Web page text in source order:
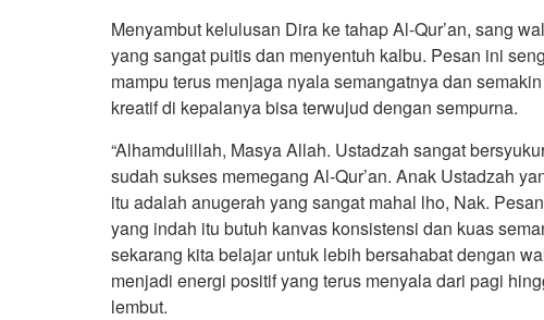
Menyambut kelulusan Dira ke tahap Al-Qur’an, sang
yang sangat puitis dan menyentuh kalbu. Pesan ini
mampu terus menjaga nyala semangatnya dan
kreatif di kepalanya bisa terwujud dengan sempurna.
“Alhamdulillah, Masya Allah. Ustadzah sangat
sudah sukses memegang Al-Qur’an. Anak Ustadzah
itu adalah anugerah yang sangat mahal lho, Nak.
yang indah itu butuh kanvas konsistensi dan kuas
sekarang kita belajar untuk lebih bersahabat dengan
menjadi energi positif yang terus menyala dari pagi
lembut.